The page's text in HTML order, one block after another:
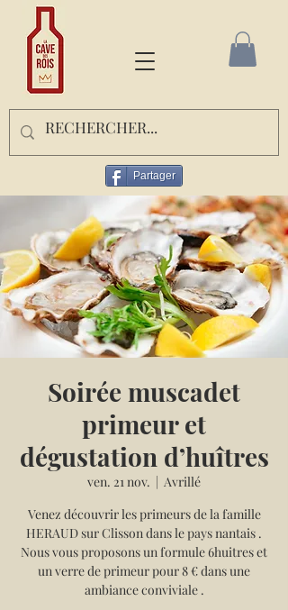
Partager
Soirée muscadet
primeur et
dégustation d’huîtres
ven. 21 nov.
  |
Avrillé
Venez découvrir les primeurs de la famille
HERAUD sur Clisson dans le pays nantais .
Nous vous proposons un formule 6huitres et
un verre de primeur pour 8 € dans une
ambiance conviviale .